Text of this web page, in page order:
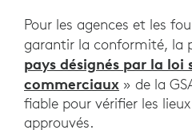
Pour les agences et les
garantir la conformité, la
pays désignés par la loi
commerciaux » de la
fiable pour vérifier les
approuvés.